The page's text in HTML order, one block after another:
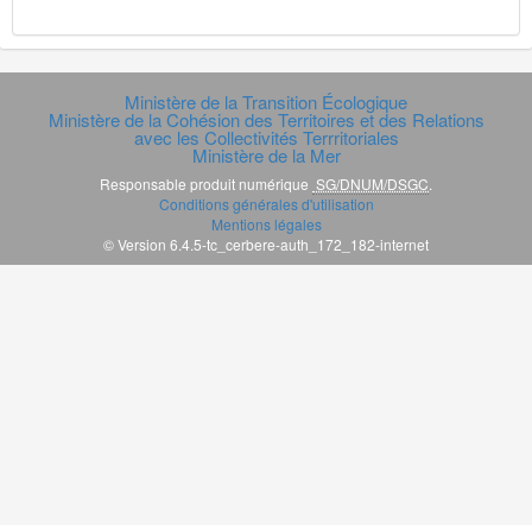
Ministère de la Transition Écologique
Ministère de la Cohésion des Territoires et des Relations
avec les Collectivités Terrritoriales
Ministère de la Mer
Responsable produit numérique SG/DNUM/DSGC.
Conditions générales d'utilisation
Mentions légales
© Version 6.4.5-tc_cerbere-auth_172_182-internet